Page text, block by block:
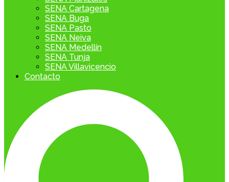
SENA Cartagena
SENA Buga
SENA Pasto
SENA Neiva
SENA Medellín
SENA Tunja
SENA Villavicencio
Contacto